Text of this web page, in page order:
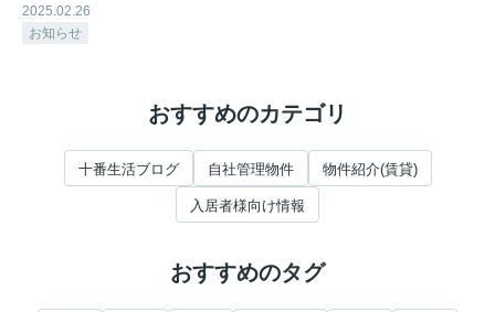
2025.02.26
お知らせ
おすすめのカテゴリ
十番生活ブログ 自社管理物件 物件紹介(賃貸)
入居者様向け情報
おすすめのタグ